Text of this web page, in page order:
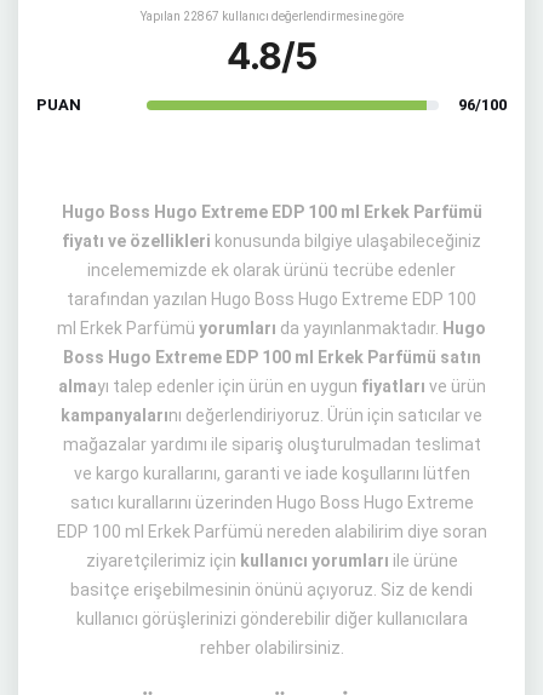
Yapılan 22867 kullanıcı değerlendirmesine göre
4.8/5
PUAN 96/100
Hugo Boss Hugo Extreme EDP 100 ml Erkek Parfümü
fiyatı ve özellikleri konusunda bilgiye ulaşabileceğiniz
incelememizde ek olarak ürünü tecrübe edenler
tarafından yazılan Hugo Boss Hugo Extreme EDP 100
ml Erkek Parfümü yorumları da yayınlanmaktadır. Hugo
Boss Hugo Extreme EDP 100 ml Erkek Parfümü satın
almayı talep edenler için ürün en uygun fiyatları ve ürün
kampanyalarını değerlendiriyoruz. Ürün için satıcılar ve
mağazalar yardımı ile sipariş oluşturulmadan teslimat
ve kargo kurallarını, garanti ve iade koşullarını lütfen
satıcı kurallarını üzerinden Hugo Boss Hugo Extreme
EDP 100 ml Erkek Parfümü nereden alabilirim diye soran
ziyaretçilerimiz için kullanıcı yorumları ile ürüne
basitçe erişebilmesinin önünü açıyoruz. Siz de kendi
kullanıcı görüşlerinizi gönderebilir diğer kullanıcılara
rehber olabilirsiniz.